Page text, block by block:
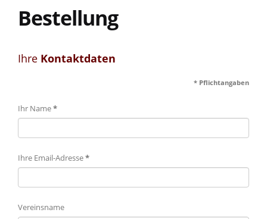
Bestellung
Ihre Kontaktdaten
* Pflichtangaben
Ihr Name*
Ihre Email-Adresse*
Vereinsname